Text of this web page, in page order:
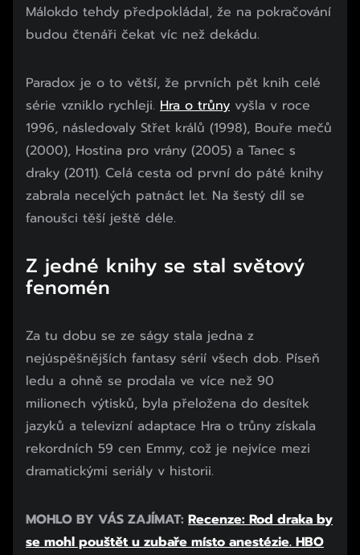
Málokdo tehdy předpokládal, že na pokračování
budou čtenáři čekat víc než dekádu.
Paradox je o to větší, že prvních pět knih celé
série vzniklo rychleji. Hra o trůny vyšla v roce
1996, následovaly Střet králů (1998), Bouře mečů
(2000), Hostina pro vrány (2005) a Tanec s
draky (2011). Celá cesta od první do páté knihy
zabrala necelých patnáct let. Na šestý díl se
fanoušci těší ještě déle.
Z jedné knihy se stal světový
fenomén
Za tu dobu se ze ságy stala jedna z
nejúspěšnějších fantasy sérií všech dob. Píseň
ledu a ohně se prodala ve více než 90
milionech výtisků, byla přeložena do desítek
jazyků a televizní adaptace Hra o trůny získala
rekordních 59 cen Emmy, což je nejvíce mezi
dramatickými seriály v historii.
Začátek reklamy
Konec reklamy
MOHLO BY VÁS ZAJÍMAT: Recenze: Rod draka by
se mohl pouštět u zubaře místo anestézie. HBO